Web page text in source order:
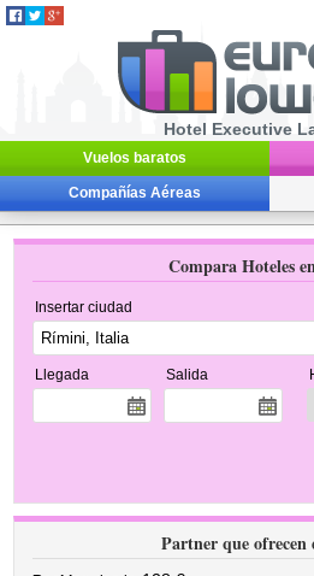
Hotel Executive
Vuelos baratos
Compañías Aéreas
Compara Hoteles
Insertar ciudad
Llegada Salida
Partner que ofrecen